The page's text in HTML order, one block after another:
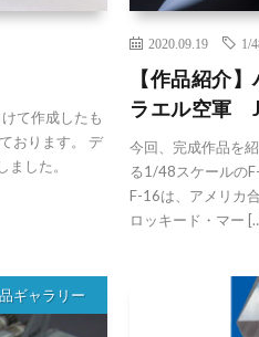
て作成したも
おります。 デ
した。
2020.09.19 1/
【作品紹介
ラエル空軍
今回、完成作品を
る1/48スケールの
F-16は、アメリカ
ロッキード・マー
ギャラリー